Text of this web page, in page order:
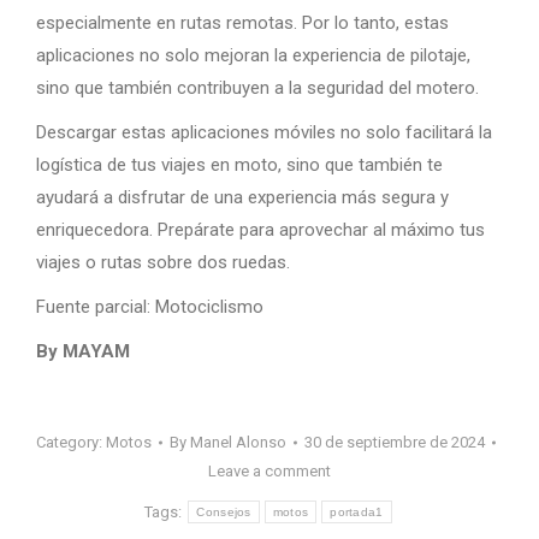
especialmente en rutas remotas. Por lo tanto, estas
aplicaciones no solo mejoran la experiencia de pilotaje,
sino que también contribuyen a la seguridad del motero.
Descargar estas aplicaciones móviles no solo facilitará la
logística de tus viajes en moto, sino que también te
ayudará a disfrutar de una experiencia más segura y
enriquecedora. Prepárate para aprovechar al máximo tus
viajes o rutas sobre dos ruedas.
Fuente parcial: Motociclismo
By MAYAM
Category: Motos By Manel Alonso
30 de septiembre de 2024
Leave a comment
Tags: Consejos motos portada1